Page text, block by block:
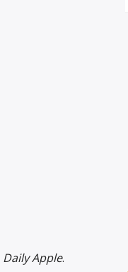
Daily Apple.